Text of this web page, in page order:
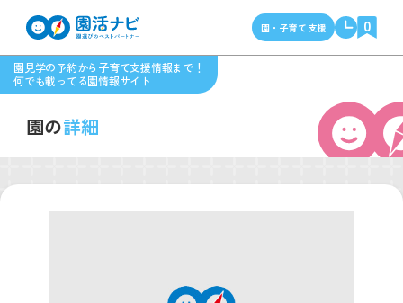
園見学の予約から子育て支援情報まで！
何でも載ってる園情報サイト
園・子育て支援 0
園の詳細